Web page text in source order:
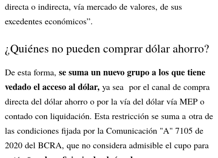
directa o indirecta, vía mercado de valores, de sus
excedentes económicos”.
¿Quiénes no pueden comprar dólar ahorro?
De esta forma, se suma un nuevo grupo a los que tiene
vedado el acceso al dólar, ya sea por el canal de compra
directa del dólar ahorro o por la vía del dólar vía MEP o
contado con liquidación. Esta restricción se suma a otra de
las condiciones fijada por la Comunicación "A" 7105 de
2020 del BCRA, que no considera admisible el cupo para